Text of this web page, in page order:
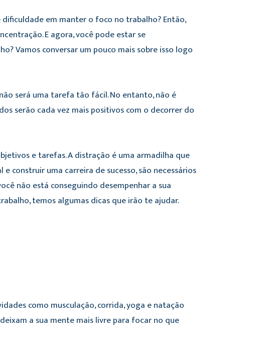
em manter o foco no trabalho? Então,
E agora, você pode estar se
Vamos conversar um pouco mais sobre isso logo
será uma tarefa tão fácil. No entanto, não é
serão cada vez mais positivos com o decorrer do
e tarefas. A distração é uma armadilha que
construir uma carreira de sucesso, são necessários
não está conseguindo desempenhar a sua
temos algumas dicas que irão te ajudar.
como musculação, corrida, yoga e natação
a sua mente mais livre para focar no que